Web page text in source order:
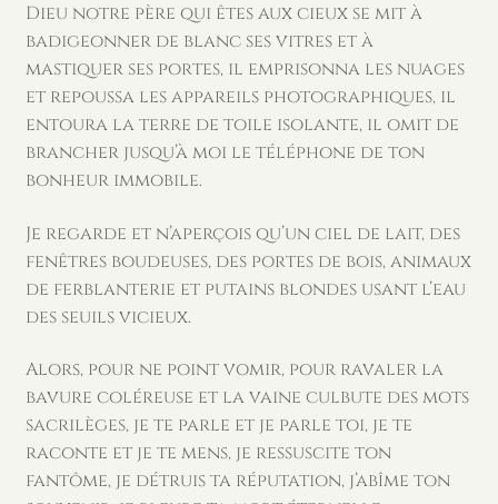
Dieu notre père qui êtes aux cieux se mit à
badigeonner de blanc ses vitres et à
mastiquer ses portes, il emprisonna les nuages
et repoussa les appareils photographiques, il
entoura la terre de toile isolante, il omit de
brancher jusqu’à moi le téléphone de ton
bonheur immobile.
Je regarde et n’aperçois qu’un ciel de lait, des
fenêtres boudeuses, des portes de bois, animaux
de ferblanterie et putains blondes usant l’eau
des seuils vicieux.
Alors, pour ne point vomir, pour ravaler la
bavure coléreuse et la vaine culbute des mots
sacrilèges, je te parle et je parle toi, je te
raconte et je te mens, je ressuscite ton
fantôme, je détruis ta réputation, j’abîme ton